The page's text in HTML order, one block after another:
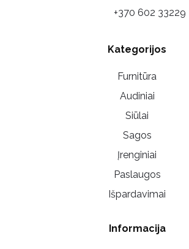
+370 602 33229
Kategorijos
Furnitūra
Audiniai
Siūlai
Sagos
Įrenginiai
Paslaugos
Išpardavimai
Informacija